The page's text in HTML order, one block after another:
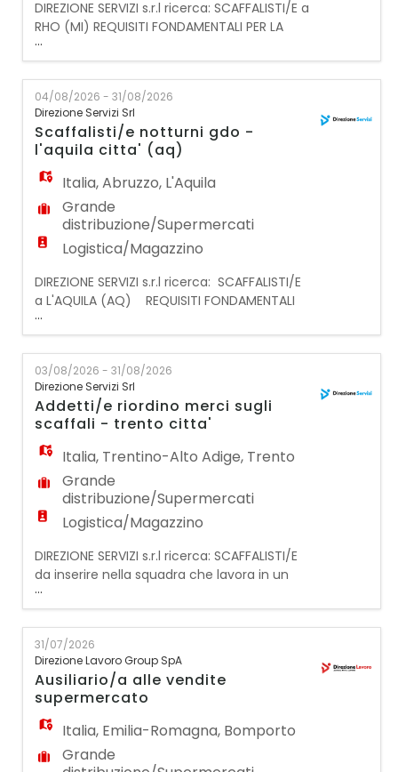
DIREZIONE SERVIZI s.r.l ricerca: SCAFFALISTI/E a
RHO (MI) REQUISITI FONDAMENTALI PER LA
CANDIDATURA: - Preferibilmente esperienza
pregressa nella mansione presso la G.D.O; -
DISPONIBILITA' IMMEDIATA e flessibilità oraria;
- AUTOMUNITI o domicilio a RHO (MI); -
preferibilmente conoscenza dell'utilizzo del
transpallet; - Capacità di lavorare in tea
...
04/08/2026 - 31/08/2026
Direzione Servizi Srl
Scaffalisti/e notturni gdo -
l'aquila citta' (aq)
Italia,Abruzzo, L'Aquila
Grande
distribuzione/Supermercati
Logistica/Magazzino
DIREZIONE SERVIZI s.r.l ricerca: SCAFFALISTI/E
a L'AQUILA (AQ) REQUISITI FONDAMENTALI
PER LA CANDIDATURA: - Preferibilmente
esperienza pregressa nella mansione presso
la G.D.O; - DISPONIBILITA' IMMEDIATA e
flessibilità oraria; - Domicilio in L'Aquila città
o auto/motomuniti; - Capacità di lavorare
in team, gestione dello stress, dinamismo
...
03/08/2026 - 31/08/2026
Direzione Servizi Srl
Addetti/e riordino merci sugli
scaffali - trento citta'
Italia, Trentino-Alto Adige, Trento
Grande
distribuzione/Supermercati
Logistica/Magazzino
DIREZIONE SERVIZI s.r.l ricerca: SCAFFALISTI/E
da inserire nella squadra che lavora in un
supermercato a Trento (Via Maccani).
REQUISITI FONDAMENTALI PER LA
CANDIDATURA: - Preferibilmente esperienza
pregressa nella mansione presso la G.D.O; -
DISPONIBILITA' IMMEDIATA e flessibilità oraria;
- Domicilio in Trento città o essere
auto/motomuniti
...
31/07/2026
Direzione Lavoro Group SpA
Ausiliario/a alle vendite
supermercato
Italia, Emilia-Romagna, Bomporto
Grande